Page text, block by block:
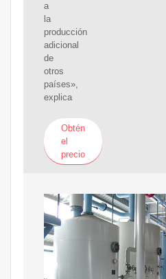
a
la
producción
adicional
de
otros
países»,
explica
Obtén
el
precio